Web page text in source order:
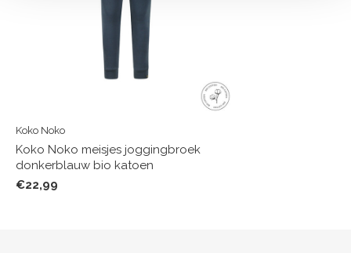
Koko Noko
Koko Noko meisjes joggingbroek
donkerblauw bio katoen
€22,99